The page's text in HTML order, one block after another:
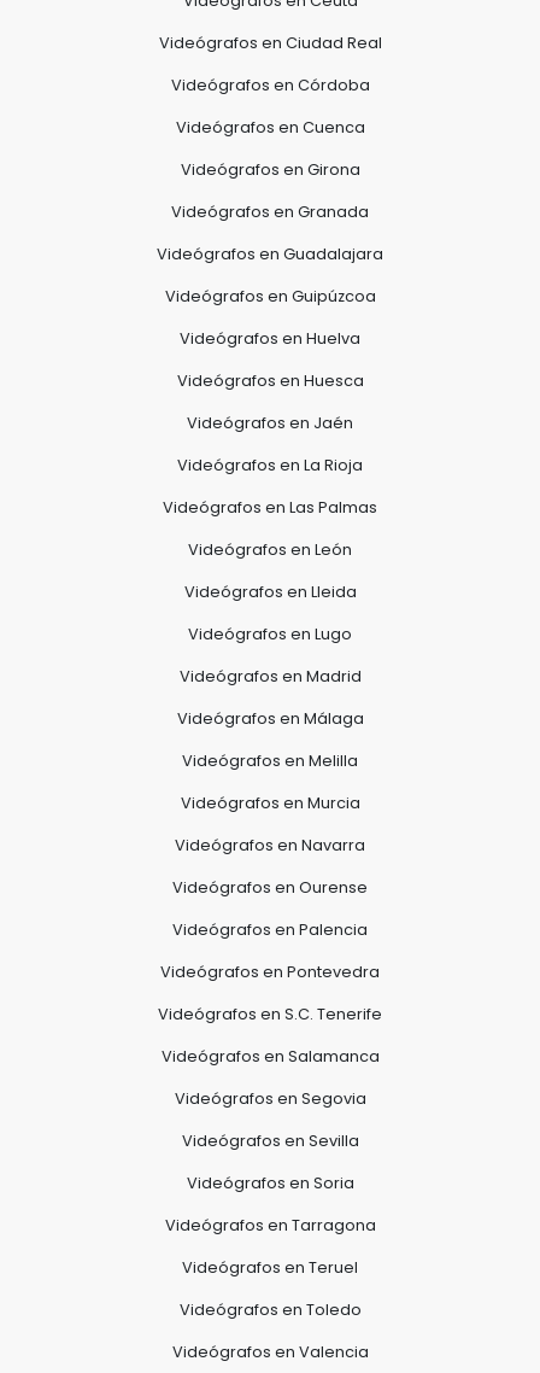
Videógrafos en Ciudad Real
Videógrafos en Córdoba
Videógrafos en Cuenca
Videógrafos en Girona
Videógrafos en Granada
Videógrafos en Guadalajara
Videógrafos en Guipúzcoa
Videógrafos en Huelva
Videógrafos en Huesca
Videógrafos en Jaén
Videógrafos en La Rioja
Videógrafos en Las Palmas
Videógrafos en León
Videógrafos en Lleida
Videógrafos en Lugo
Videógrafos en Madrid
Videógrafos en Málaga
Videógrafos en Melilla
Videógrafos en Murcia
Videógrafos en Navarra
Videógrafos en Ourense
Videógrafos en Palencia
Videógrafos en Pontevedra
Videógrafos en S.C. Tenerife
Videógrafos en Salamanca
Videógrafos en Segovia
Videógrafos en Sevilla
Videógrafos en Soria
Videógrafos en Tarragona
Videógrafos en Teruel
Videógrafos en Toledo
Videógrafos en Valencia